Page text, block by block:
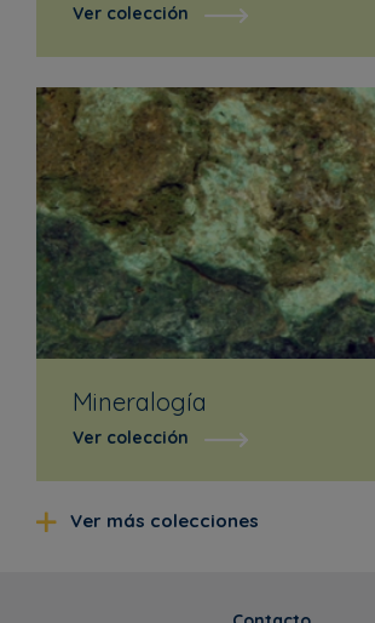
Ver colección
Mineralogía
Ver colección
Ver más colecciones